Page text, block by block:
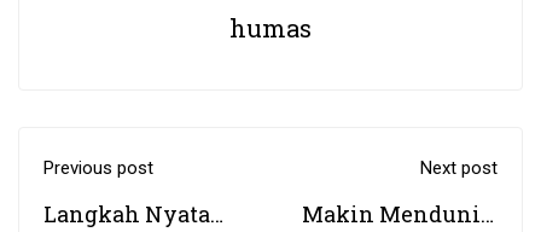
humas
Previous post
Langkah Nyata
Next post
Makin Mendunia,